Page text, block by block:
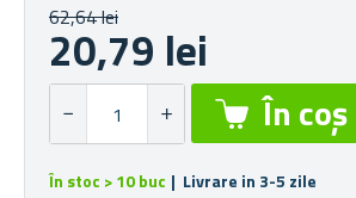
62,64 lei
20,79 lei
În stoc > 10 buc | Livrare in 3-5 zile